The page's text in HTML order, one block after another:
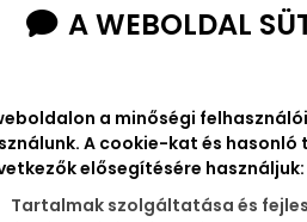
alsóörsi
Képzeld,
A WEBOLDAL
a minőségi
A cookie-kat és
elősegítésére használjuk:
Tartalmak szolgáltatása és